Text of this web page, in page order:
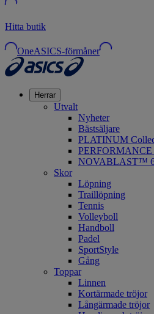
Hitta butik
OneASICS-förmåner
Herrar
Utvalt
Nyheter
Bästsäljare
PLATINUM
NOVABLAST™
Skor
Löpning
Traillöpning
Tennis
Volleyboll
Handboll
Padel
SportStyle
Gång
Toppar
Linnen
Kortärmade tröjor
Långärmade tröjor